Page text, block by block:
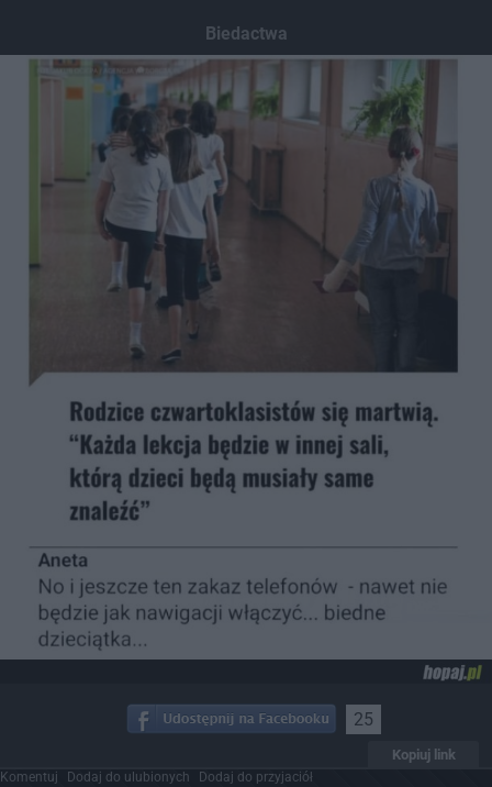
Biedactwa
25
Kopiuj link
Komentuj Dodaj do ulubionych Dodaj do przyjaciół